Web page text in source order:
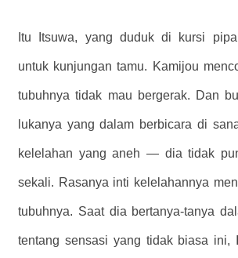
Itu Itsuwa, yang duduk di kursi
untuk kunjungan tamu. Kamijou
tubuhnya tidak mau bergerak. Dan
lukanya yang dalam berbicara di
kelelahan yang aneh — dia tidak
sekali. Rasanya inti kelelahannya
tubuhnya. Saat dia bertanya-tanya
tentang sensasi yang tidak biasa ini,